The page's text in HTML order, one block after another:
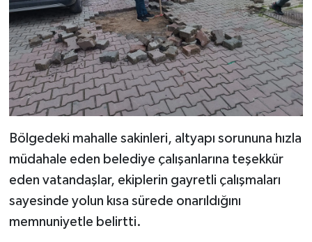
Bölgedeki mahalle sakinleri, altyapı sorununa hızla
müdahale eden belediye çalışanlarına teşekkür
eden vatandaşlar, ekiplerin gayretli çalışmaları
sayesinde yolun kısa sürede onarıldığını
memnuniyetle belirtti.